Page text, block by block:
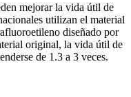
mejorar la vida útil de
utilizan el material
diseñado por
original, la vida útil de
de 1.3 a 3 veces.